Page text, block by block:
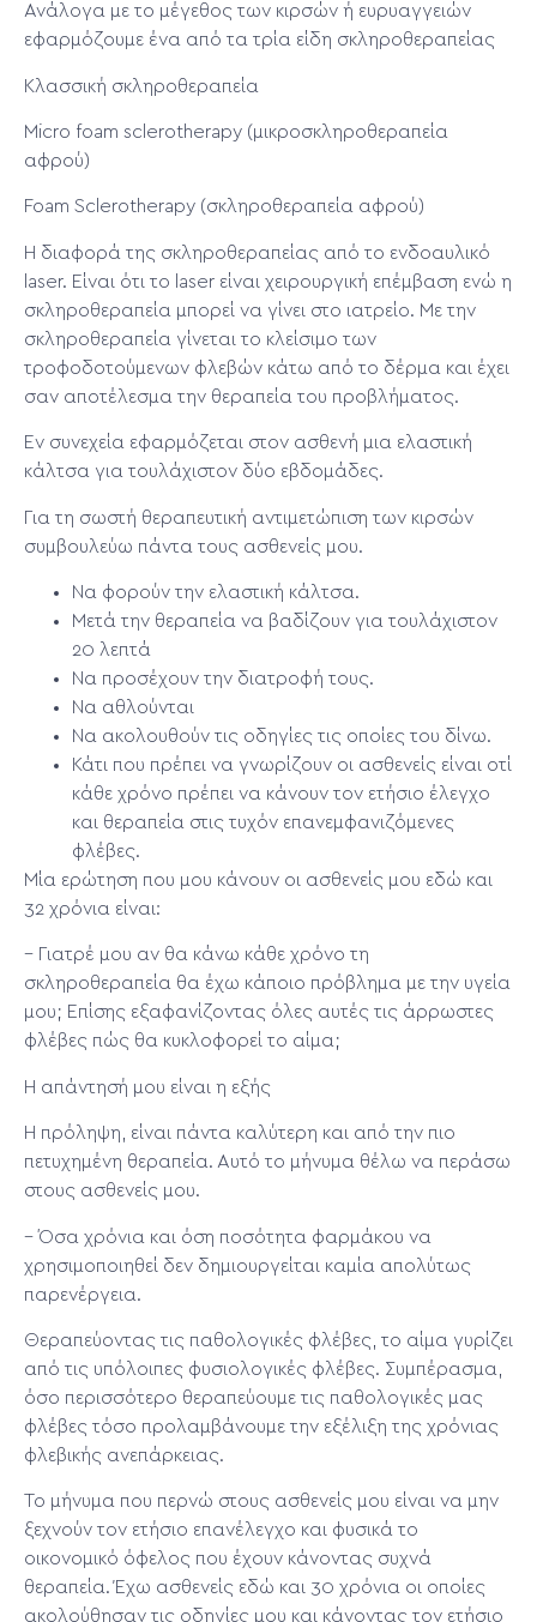
Ανάλογα με το μέγεθος των κιρσών ή ευρυαγγειών
εφαρμόζουμε ένα από τα τρία είδη σκληροθεραπείας
Κλασσική σκληροθεραπεία
Micro foam sclerotherapy (μικροσκληροθεραπεία
αφρού)
Foam Sclerotherapy (σκληροθεραπεία αφρού)
Η διαφορά της σκληροθεραπείας από το ενδοαυλικό
laser. Είναι ότι το laser είναι χειρουργική επέμβαση ενώ η
σκληροθεραπεία μπορεί να γίνει στο ιατρείο. Με την
σκληροθεραπεία γίνεται το κλείσιμο των
τροφοδοτούμενων φλεβών κάτω από το δέρμα και έχει
σαν αποτέλεσμα την θεραπεία του προβλήματος.
Εν συνεχεία εφαρμόζεται στον ασθενή μια ελαστική
κάλτσα για τουλάχιστον δύο εβδομάδες.
Για τη σωστή θεραπευτική αντιμετώπιση των κιρσών
συμβουλεύω πάντα τους ασθενείς μου.
Να φορούν την ελαστική κάλτσα.
Μετά την θεραπεία να βαδίζουν για τουλάχιστον
20 λεπτά
Να προσέχουν την διατροφή τους.
Να αθλούνται
Να ακολουθούν τις οδηγίες τις οποίες του δίνω.
Κάτι που πρέπει να γνωρίζουν οι ασθενείς είναι οτί
κάθε χρόνο πρέπει να κάνουν τον ετήσιο έλεγχο
και θεραπεία στις τυχόν επανεμφανιζόμενες
φλέβες.
Μία ερώτηση που μου κάνουν οι ασθενείς μου εδώ και
32 χρόνια είναι:
– Γιατρέ μου αν θα κάνω κάθε χρόνο τη
σκληροθεραπεία θα έχω κάποιο πρόβλημα με την υγεία
μου; Επίσης εξαφανίζοντας όλες αυτές τις άρρωστες
φλέβες πώς θα κυκλοφορεί το αίμα;
Η απάντησή μου είναι η εξής
Η πρόληψη, είναι πάντα καλύτερη και από την πιο
πετυχημένη θεραπεία. Αυτό το μήνυμα θέλω να περάσω
στους ασθενείς μου.
– Όσα χρόνια και όση ποσότητα φαρμάκου να
χρησιμοποιηθεί δεν δημιουργείται καμία απολύτως
παρενέργεια.
Θεραπεύοντας τις παθολογικές φλέβες, το αίμα γυρίζει
από τις υπόλοιπες φυσιολογικές φλέβες. Συμπέρασμα,
όσο περισσότερο θεραπεύουμε τις παθολογικές μας
φλέβες τόσο προλαμβάνουμε την εξέλιξη της χρόνιας
φλεβικής ανεπάρκειας.
Το μήνυμα που περνώ στους ασθενείς μου είναι να μην
ξεχνούν τον ετήσιο επανέλεγχο και φυσικά το
οικονομικό όφελος που έχουν κάνοντας συχνά
θεραπεία. Έχω ασθενείς εδώ και 30 χρόνια οι οποίες
ακολούθησαν τις οδηγίες μου και κάνοντας τον ετήσιο